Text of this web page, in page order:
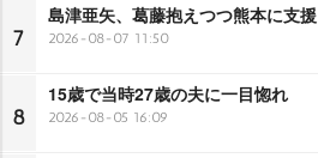
7
島津亜矢、葛藤抱えつつ熊本に支援
2026-08-07 11:50
8
15歳で当時27歳の夫に一目惚れ
2026-08-05 16:09